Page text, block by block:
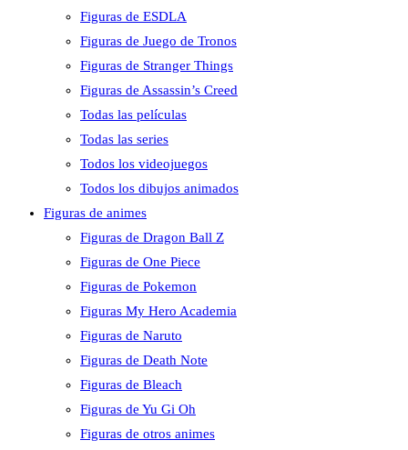
Figuras de ESDLA
Figuras de Juego de Tronos
Figuras de Stranger Things
Figuras de Assassin’s Creed
Todas las películas
Todas las series
Todos los videojuegos
Todos los dibujos animados
Figuras de animes
Figuras de Dragon Ball Z
Figuras de One Piece
Figuras de Pokemon
Figuras My Hero Academia
Figuras de Naruto
Figuras de Death Note
Figuras de Bleach
Figuras de Yu Gi Oh
Figuras de otros animes